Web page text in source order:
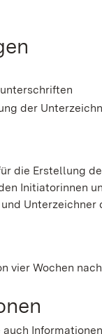
der
die Erstellung
Initiatorinnen
vier Wochen